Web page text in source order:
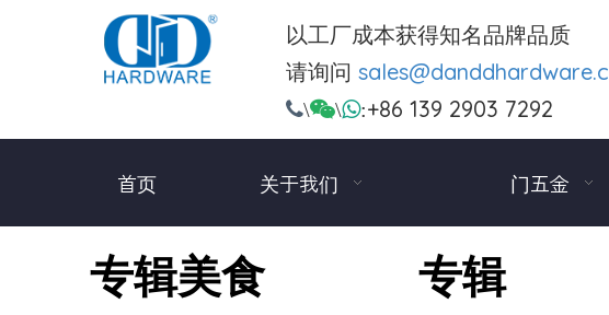
以工厂成本获得知名品牌品质
请询问
\\:+86 139 2903 7292
首页 关于我们 门五金
专辑美食 专辑